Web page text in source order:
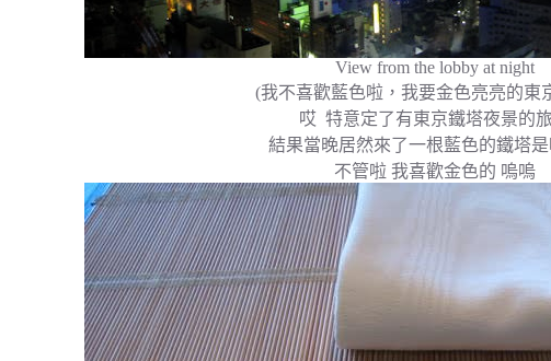
View from the lobby at night
(我不喜歡藍色啦，我要金色亮亮的東
哎 特意定了有東京鐵塔夜景的
結果當晚居然來了一根藍色的鐵塔是
不管啦 我喜歡金色的 嗚嗚